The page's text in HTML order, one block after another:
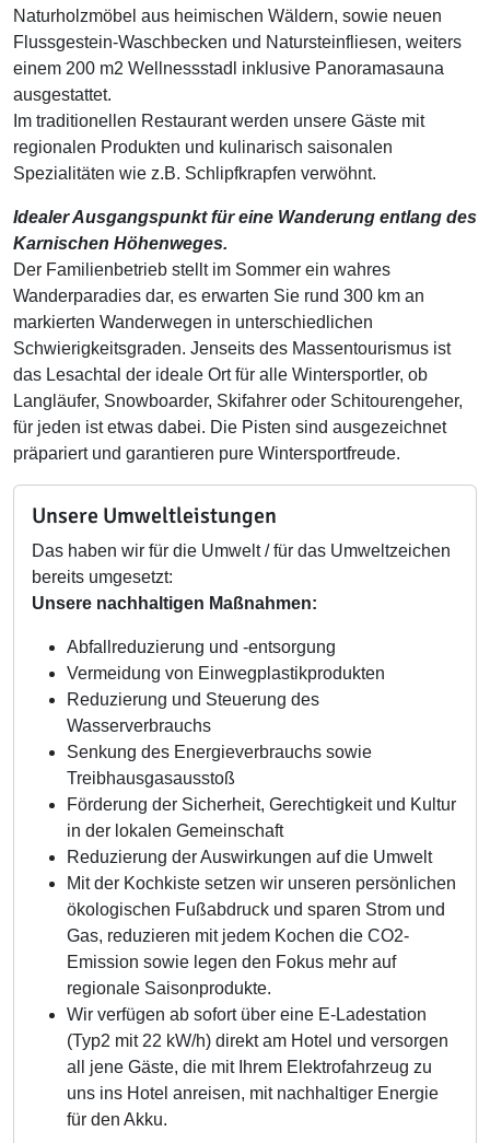
Naturholzmöbel aus heimischen Wäldern, sowie neuen
Flussgestein-Waschbecken und Natursteinfliesen, weiters
einem 200 m2 Wellnessstadl inklusive Panoramasauna
ausgestattet.
Im traditionellen Restaurant werden unsere Gäste mit
regionalen Produkten und kulinarisch saisonalen
Spezialitäten wie z.B. Schlipfkrapfen verwöhnt.
Idealer Ausgangspunkt für eine Wanderung entlang des
Karnischen Höhenweges.
Der Familienbetrieb stellt im Sommer ein wahres
Wanderparadies dar, es erwarten Sie rund 300 km an
markierten Wanderwegen in unterschiedlichen
Schwierigkeitsgraden. Jenseits des Massentourismus ist
das Lesachtal der ideale Ort für alle Wintersportler, ob
Langläufer, Snowboarder, Skifahrer oder Schitourengeher,
für jeden ist etwas dabei. Die Pisten sind ausgezeichnet
präpariert und garantieren pure Wintersportfreude.
Unsere Umweltleistungen
Das haben wir für die Umwelt / für das Umweltzeichen
bereits umgesetzt:
Unsere nachhaltigen Maßnahmen:
Abfallreduzierung und -entsorgung
Vermeidung von Einwegplastikprodukten
Reduzierung und Steuerung des
Wasserverbrauchs
Senkung des Energieverbrauchs sowie
Treibhausgasausstoß
Förderung der Sicherheit, Gerechtigkeit und Kultur
in der lokalen Gemeinschaft
Reduzierung der Auswirkungen auf die Umwelt
Mit der Kochkiste setzen wir unseren persönlichen
ökologischen Fußabdruck und sparen Strom und
Gas, reduzieren mit jedem Kochen die CO2-
Emission sowie legen den Fokus mehr auf
regionale Saisonprodukte.
Wir verfügen ab sofort über eine E­-Ladestation
(Typ2 mit 22 kW/h) direkt am Hotel und versorgen
all jene Gäste, die mit Ihrem Elektrofahrzeug zu
uns ins Hotel anreisen, mit nachhaltiger Energie
für den Akku.